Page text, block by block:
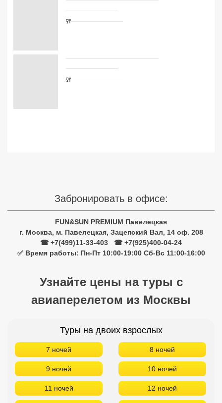
Забронировать в офисе:
FUN&SUN PREMIUM Павелецкая
г. Москва, м. Павелецкая, Зацепский Вал, 14 оф. 208
☎ +7(499)11-33-403
☎ +7(925)400-04-24
✅ Время работы: Пн-Пт 10:00-19:00 Сб-Вс 11:00-16:00
Узнайте цены на туры с
авиаперелетом из Москвы
Туры на двоих взрослых
7 ночей 8 ночей
9 ночей 10 ночей
11 ночей 12 ночей
Сетевые отели Турции
Сетевые отели ОАЭ
Сетевые отели Таиланда
Сетевые отели Сейшел
Сетевые отели Маврикия